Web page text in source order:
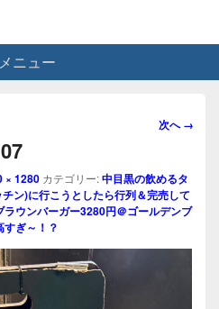
メニュー
画
ビ
ゲ
ー
次へ →
× 1280 カテゴリー:中目黒の飲めるタ
ン)に行こうとしたら行列＆完売して
ウンバーガー3280円＠ゴールデンブ
ぎ～！？